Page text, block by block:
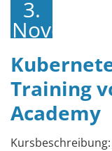
3.
November
2022
Training
Academy